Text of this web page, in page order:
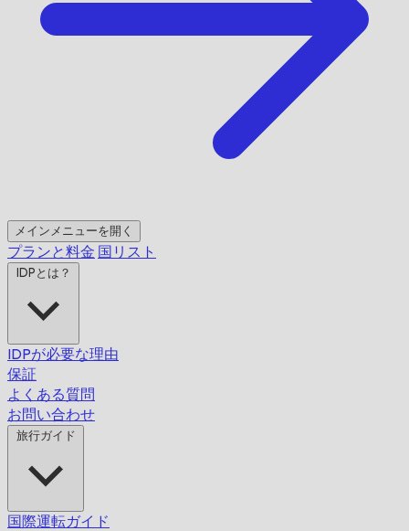
メインメニューを開く
プランと料金 国リスト
IDPとは？
IDPが必要な理由
保証
よくある質問
お問い合わせ
旅行ガイド
国際運転ガイド